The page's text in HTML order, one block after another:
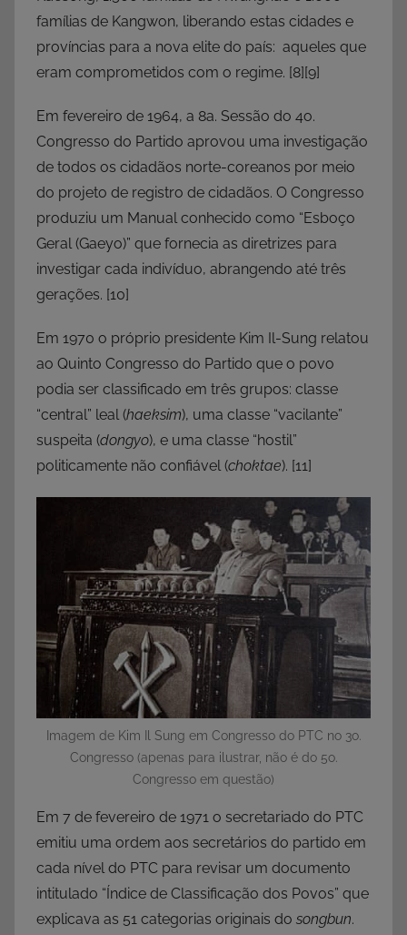
famílias de Kangwon, liberando estas cidades e
províncias para a nova elite do país: aqueles que
eram comprometidos com o regime. [8][9]
Em fevereiro de 1964, a 8a. Sessão do 4o.
Congresso do Partido aprovou uma investigação
de todos os cidadãos norte-coreanos por meio
do projeto de registro de cidadãos. O Congresso
produziu um Manual conhecido como “Esboço
Geral (Gaeyo)” que fornecia as diretrizes para
investigar cada indivíduo, abrangendo até três
gerações. [10]
Em 1970 o próprio presidente Kim Il-Sung relatou
ao Quinto Congresso do Partido que o povo
podia ser classificado em três grupos: classe
“central” leal (haeksim), uma classe “vacilante”
suspeita (dongyo), e uma classe “hostil”
politicamente não confiável (choktae). [11]
Imagem de Kim Il Sung em Congresso do PTC no 3o.
Congresso (apenas para ilustrar, não é do 5o.
Congresso em questão)
Em 7 de fevereiro de 1971 o secretariado do PTC
emitiu uma ordem aos secretários do partido em
cada nível do PTC para revisar um documento
intitulado “Índice de Classificação dos Povos” que
explicava as 51 categorias originais do songbun.